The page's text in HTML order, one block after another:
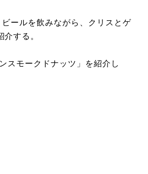
ールを飲みながら、クリスとゲ
する。
スモークドナッツ」を紹介し